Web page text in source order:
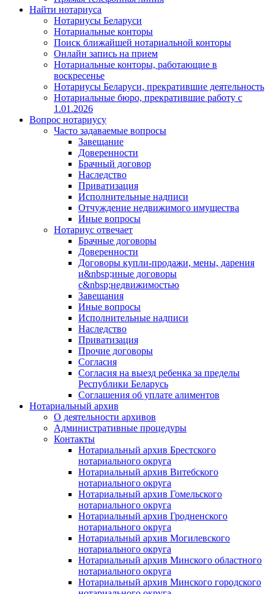
Найти нотариуса
Нотариусы Беларуси
Нотариальные конторы
Поиск ближайшей нотариальной конторы
Онлайн запись на прием
Нотариальные конторы, работающие в
воскресенье
Нотариусы Беларуси, прекратившие деятельность
Нотариальные бюро, прекратившие работу с
1.01.2026
Вопрос нотариусу
Часто задаваемые вопросы
Завещание
Доверенности
Брачный договор
Наследство
Приватизация
Исполнительные надписи
Отчуждение недвижимого имущества
Иные вопросы
Нотариус отвечает
Брачные договоры
Доверенности
Договоры купли-продажи, мены, дарения
и&nbsp;иные договоры
с&nbsp;недвижимостью
Завещания
Иные вопросы
Исполнительные надписи
Наследство
Приватизация
Прочие договоры
Согласия
Согласия на выезд ребенка за пределы
Республики Беларусь
Соглашения об уплате алиментов
Нотариальный архив
О деятельности архивов
Административные процедуры
Контакты
Нотариальный архив Брестского
нотариального округа
Нотариальный архив Витебского
нотариального округа
Нотариальный архив Гомельского
нотариального округа
Нотариальный архив Гродненского
нотариального округа
Нотариальный архив Могилевского
нотариального округа
Нотариальный архив Минского областного
нотариального округа
Нотариальный архив Минского городского